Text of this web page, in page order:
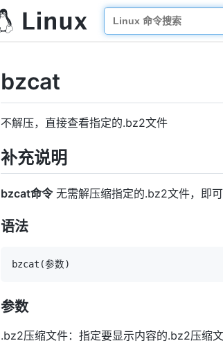
bzcat
不解压，直接查看指定的.bz2文件
补充说明
bzcat命令无需解压缩指定的.bz2文件，即可
语法
bzcat (参数)
参数
.bz2压缩文件：指定要显示内容的.bz2压缩文